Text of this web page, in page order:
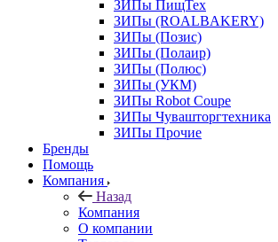
ЗИПы ПищТех
ЗИПы (ROALBAKERY)
ЗИПы (Позис)
ЗИПы (Полаир)
ЗИПы (Полюс)
ЗИПы (УКМ)
ЗИПы Robot Coupe
ЗИПы Чувашторгтехника
ЗИПы Прочие
Бренды
Помощь
Компания
Назад
Компания
О компании